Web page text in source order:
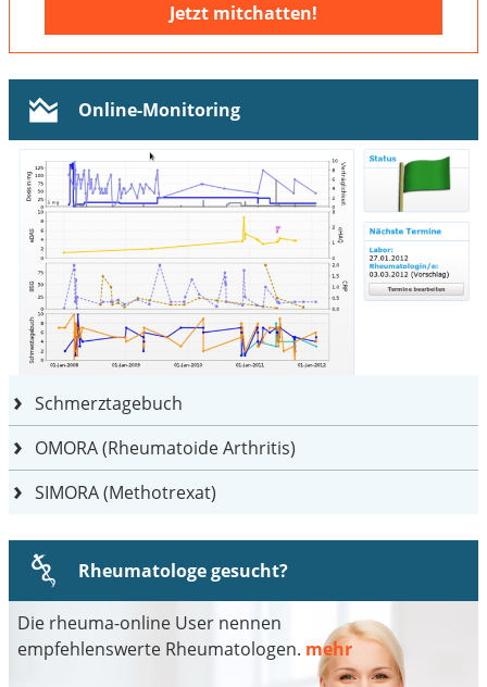
Jetzt mitchatten!
Online-Monitoring
Schmerztagebuch
OMORA (Rheumatoide Arthritis)
SIMORA (Methotrexat)
Rheumatologe gesucht?
Die rheuma-online User nennen
empfehlenswerte Rheumatologen. mehr